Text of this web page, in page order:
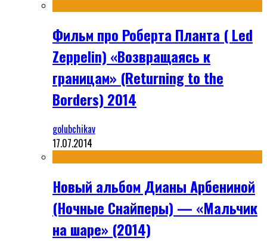
Фильм про Роберта Планта ( Led
Zeppelin) «Возвращаясь к
границам» (Returning to the
Borders) 2014
golubchikav
17.07.2014
Новый альбом Дианы Арбениной
(Ночные Снайперы) — «Мальчик
на шаре» (2014)